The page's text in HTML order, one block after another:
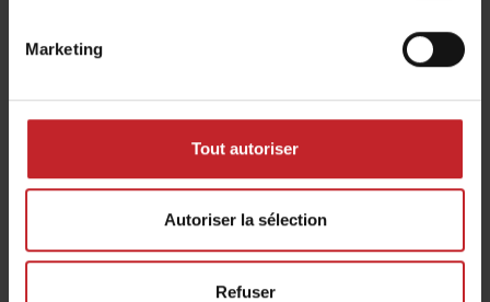
Marketing
Tout autoriser
Autoriser la sélection
Refuser